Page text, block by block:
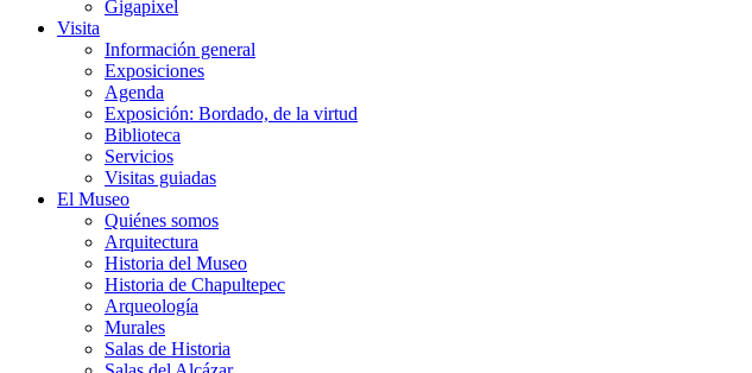
Gigapixel
Visita
Información general
Exposiciones
Agenda
Exposición: Bordado, de la virtud
Biblioteca
Servicios
Visitas guiadas
El Museo
Quiénes somos
Arquitectura
Historia del Museo
Historia de Chapultepec
Arqueología
Murales
Salas de Historia